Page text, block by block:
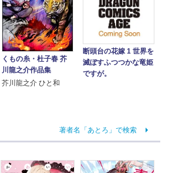
くもの糸・杜子春 芥
川龍之介作品集
芥川龍之介 ひと和
断頭台の花嫁 1 世界を
滅ぼすふつつかな竜姫
ですが。
著者名「あとろ」で検索